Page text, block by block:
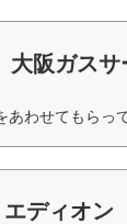
大阪ガス
あわせてもらっ
エディオン